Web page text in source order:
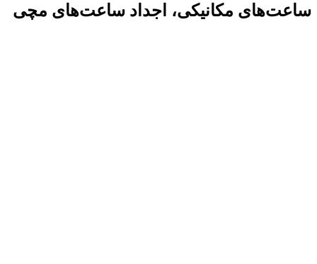
ساعت‌‌های مکانیکی، اجداد ساعت‌های مچی